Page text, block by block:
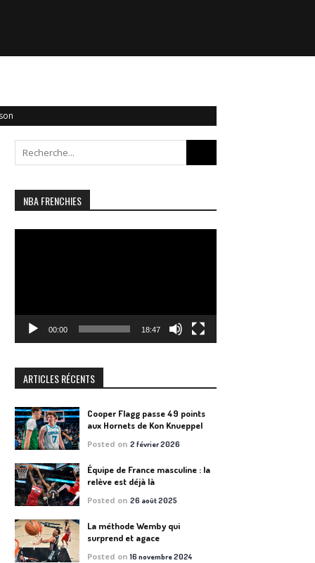
for:
NBA FRENCHIES
00:00 18:47
ARTICLES RÉCENTS
Cooper Flagg passe 49 points
aux Hornets de Kon Knueppel
Posted on2 février 2026
Équipe de France masculine : la
relève est déjà là
Posted on26 août 2025
La méthode Wemby qui
surprend et agace
Posted on16 novembre 2024